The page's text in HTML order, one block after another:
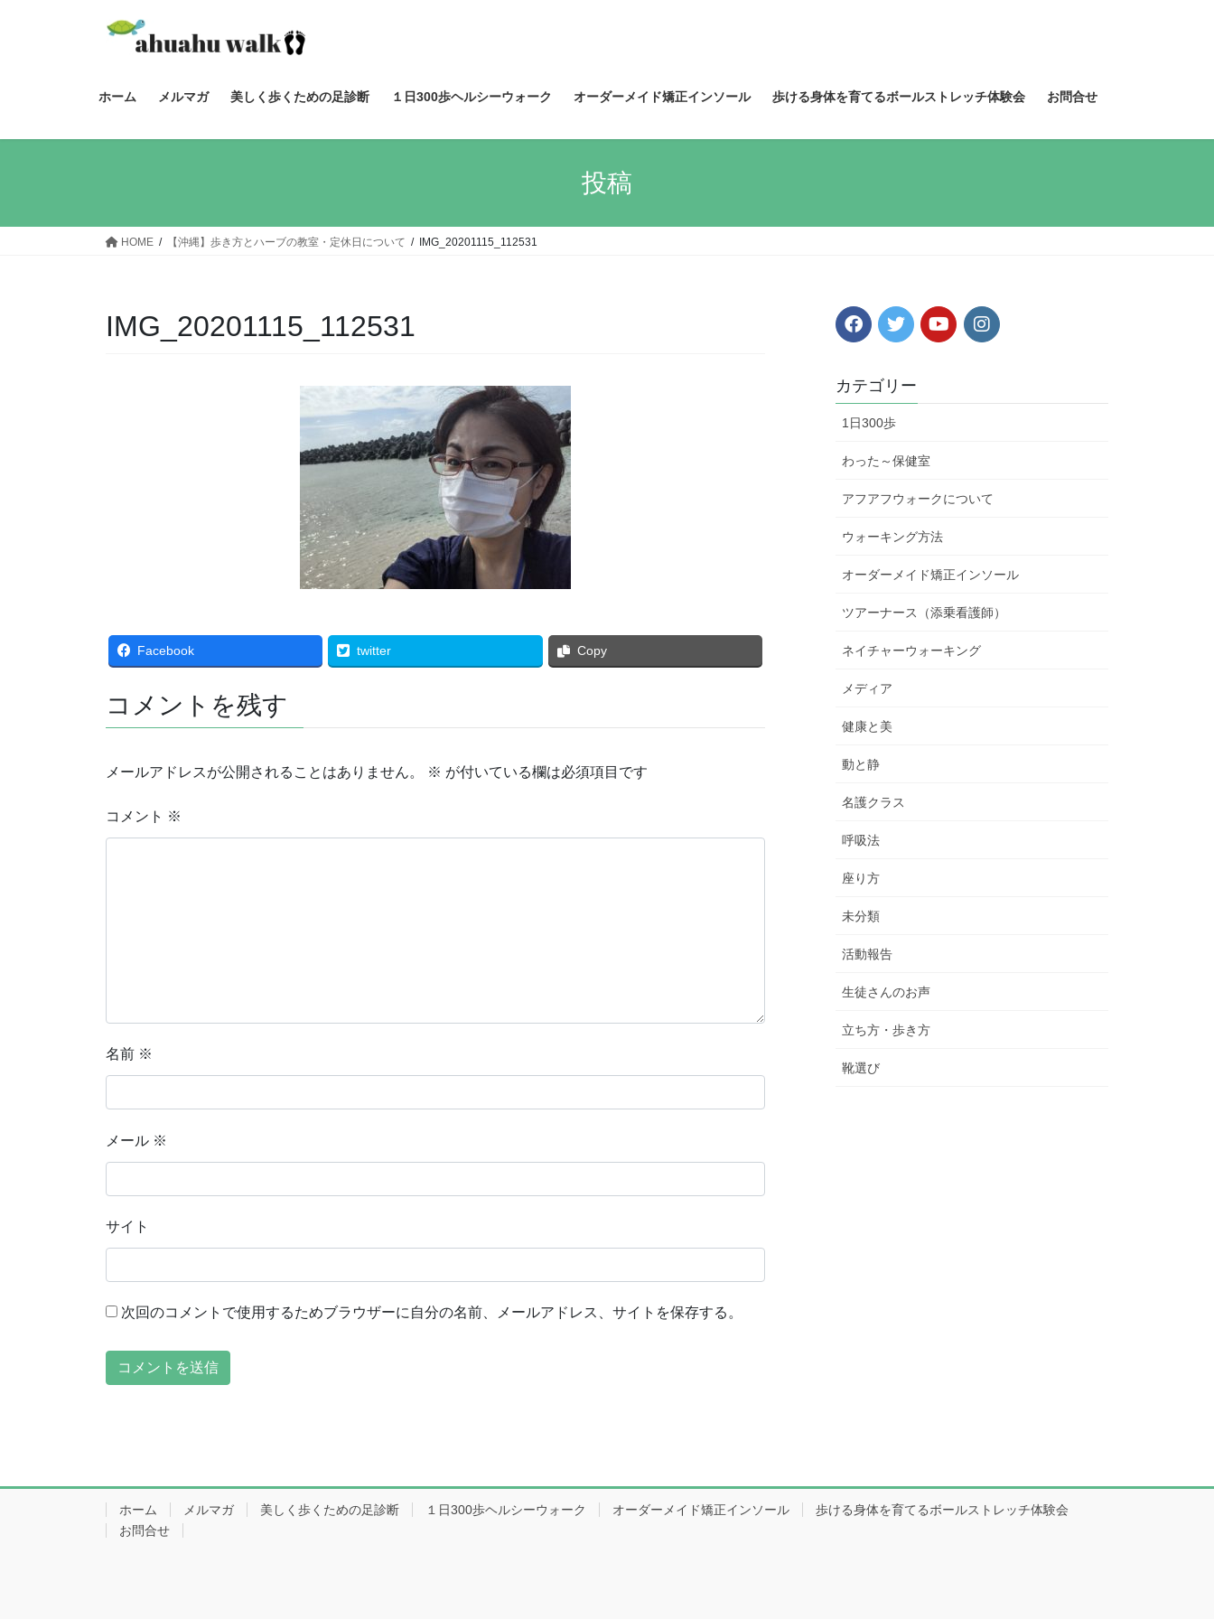
ス
ン
ホーム メルマガ 美しく歩くための足診断 １日300歩ヘルシーウォーク オーダーメイド矯正インソール 歩ける身体を育てるボールストレッチ体験会 お問合せ
投稿
HOME 【沖縄】歩き方とハーブの教室・定休日について IMG_20201115_112531
IMG_20201115_112531
Facebook twitter Copy
コメントを残す
メールアドレスが公開されることはありません。 ※ が付いている欄は必須項目です
コメント ※
名前 ※
メール ※
サイト
次回のコメントで使用するためブラウザーに自分の名前、メールアドレス、サイトを保存する。
カテゴリー
1日300歩
わった～保健室
アフアフウォークについて
ウォーキング方法
オーダーメイド矯正インソール
ツアーナース（添乗看護師）
ネイチャーウォーキング
メディア
健康と美
動と静
名護クラス
呼吸法
座り方
未分類
活動報告
生徒さんのお声
立ち方・歩き方
靴選び
ホーム メルマガ 美しく歩くための足診断 １日300歩ヘルシーウォーク オーダーメイド矯正インソール
歩ける身体を育てるボールストレッチ体験会
お問合せ